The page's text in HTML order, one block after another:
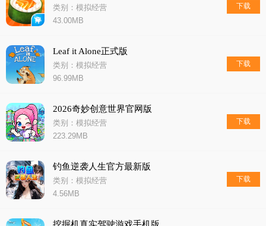
类别：模拟经营
43.00MB
下载
Leaf it Alone正式版
类别：模拟经营
96.99MB
下载
2026奇妙创意世界官网版
类别：模拟经营
223.29MB
下载
钓鱼逆袭人生官方最新版
类别：模拟经营
4.56MB
下载